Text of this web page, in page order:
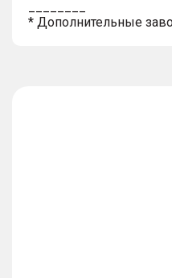
* Дополнительные